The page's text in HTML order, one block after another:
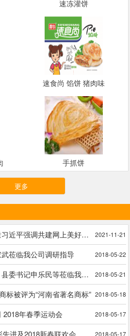
速冻灌饼
速食尚 馅饼 猪肉味
手抓饼
更多
广泛汇聚向上向善力量习近平强调共建网上美好精神家园 2021-11-21
莅临我公司调研指导 2018-05-22
新乡市委书记张国伟、县委书记申乐民等莅临我公司进行实地调研脱贫攻坚工作 2018-05-21
标被评为“河南省著名商标” 2018-05-18
年春季运动会 2018-05-17
进及2018新春联欢会 2018-05-17